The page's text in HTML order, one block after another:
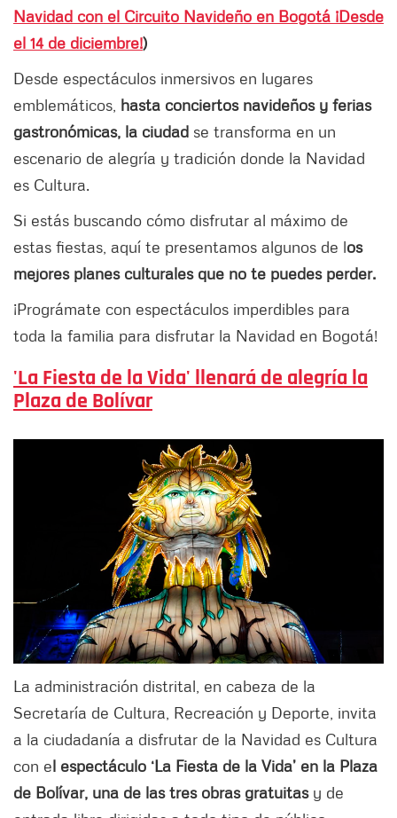
Navidad con el Circuito Navideño en Bogotá ¡Desde
el 14 de diciembre!)
Desde espectáculos inmersivos en lugares
emblemáticos, hasta conciertos navideños y ferias
gastronómicas, la ciudad se transforma en un
escenario de alegría y tradición donde la Navidad
es Cultura.
Si estás buscando cómo disfrutar al máximo de
estas fiestas, aquí te presentamos algunos de los
mejores planes culturales que no te puedes perder.
¡Prográmate con espectáculos imperdibles para
toda la familia para disfrutar la Navidad en Bogotá!
'La Fiesta de la Vida' llenará de alegría la
Plaza de Bolívar
La administración distrital, en cabeza de la
Secretaría de Cultura, Recreación y Deporte, invita
a la ciudadanía a disfrutar de la Navidad es Cultura
con el espectáculo ‘La Fiesta de la Vida’ en la Plaza
de Bolívar, una de las tres obras gratuitas y de